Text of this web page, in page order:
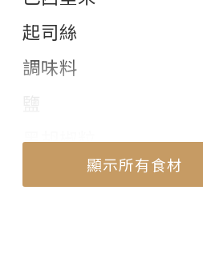
起司絲
調味料
黑胡椒粒
顯示所有食材